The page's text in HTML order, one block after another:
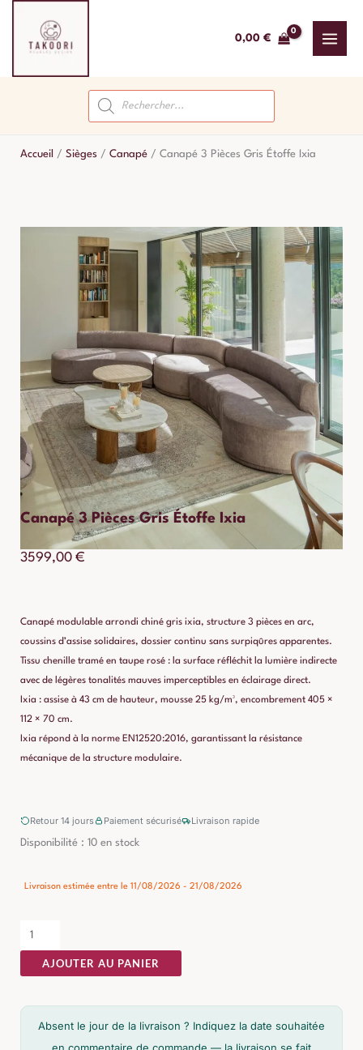
contenu
0,00 €
Recherche
de
produits
Accueil / Sièges / Canapé / Canapé 3 Pièces Gris Étoffe Ixia
Canapé 3 Pièces Gris Étoffe Ixia
3599,00 €
Canapé modulable arrondi chiné gris ixia, structure 3 pièces en arc,
coussins d’assise solidaires, dossier continu sans surpiqûres apparentes.
Tissu chenille tramé en taupe rosé : la surface réfléchit la lumière indirecte
avec de légères tonalités mauves imperceptibles en éclairage direct.
Ixia : assise à 43 cm de hauteur, mousse 25 kg/m³, encombrement 405 ×
112 × 70 cm.
Ixia répond à la norme EN12520:2016, garantissant la résistance
mécanique de la structure modulaire.
Retour 14 jours Paiement sécurisé Livraison rapide
Disponibilité : 10 en stock
Livraison estimée entre le 11/08/2026 - 21/08/2026
quantité
Canapé
Pièces
Gris
Étoffe
AJOUTER AU PANIER
Absent le jour de la livraison ? Indiquez la date souhaitée